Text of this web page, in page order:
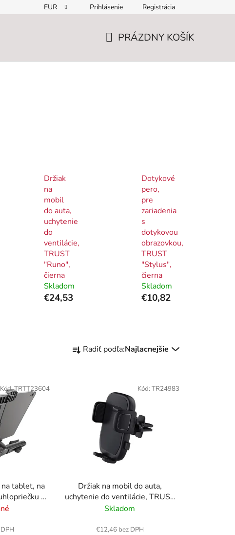
EUR Prihlásenie Registrácia
PRÁZDNY KOŠÍK
Držiak
na
mobil
do auta,
uchytenie
do
ventilácie,
TRUST
"Runo",
čierna
Skladom
€24,53
Dotykové
pero,
pre
zariadenia
s
dotykovou
obrazovkou,
TRUST
"Stylus",
čierna
Skladom
€10,82
a
k
Radiť podľa:Najlacnejšie
tablet, na
7
Kód:TRTT23604
Držiak na mobil do auta,
uchytenie do ventilácie, TRUST
"Runo", čierna
Skladom
€12,46 bez DPH
Kód: TR24983